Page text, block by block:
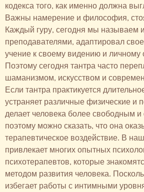
кодекса того, как именно должна
Важны намерение и философия,
Каждый гуру, сегодня мы называем
преподавателями, адаптировал
учение к своему видению и личному
Поэтому сегодня тантра часто
шаманизмом, искусством и
Если тантра практикуется
устраняет различные физические и
делает человека более свободным
поэтому можно сказать, что она
терапевтическое воздействие. В
привлекает многих опытных
психотерапевтов, которые
методом развития человека.
избегает работы с интимными